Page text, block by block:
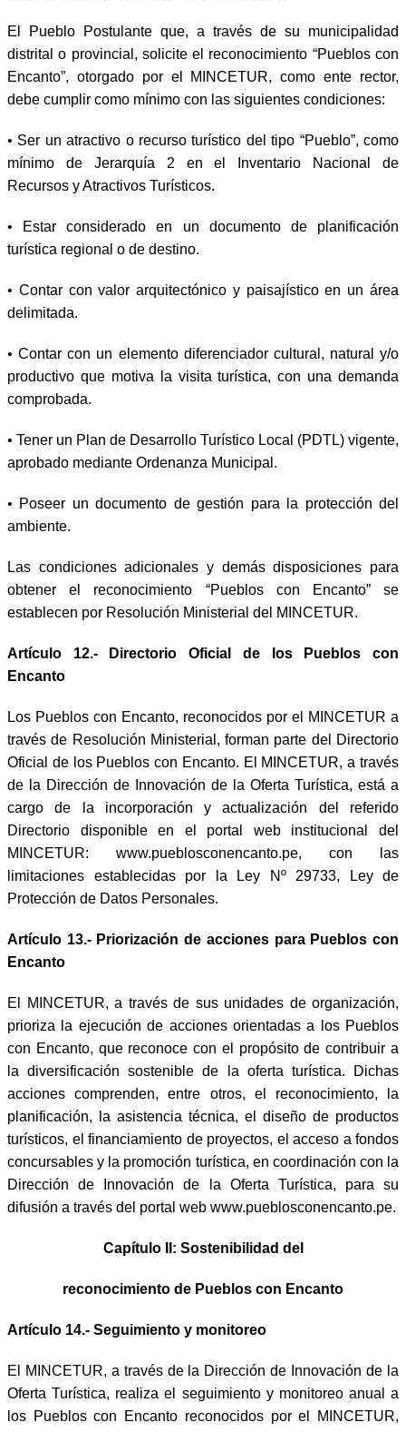
El Pueblo Postulante que, a través de su municipalidad
distrital o provincial, solicite el reconocimiento “Pueblos con
Encanto”, otorgado por el MINCETUR, como ente rector,
debe cumplir como mínimo con las siguientes condiciones:
• Ser un atractivo o recurso turístico del tipo “Pueblo”, como
mínimo de Jerarquía 2 en el Inventario Nacional de
Recursos y Atractivos Turísticos.
• Estar considerado en un documento de planificación
turística regional o de destino.
• Contar con valor arquitectónico y paisajístico en un área
delimitada.
• Contar con un elemento diferenciador cultural, natural y/o
productivo que motiva la visita turística, con una demanda
comprobada.
• Tener un Plan de Desarrollo Turístico Local (PDTL) vigente,
aprobado mediante Ordenanza Municipal.
• Poseer un documento de gestión para la protección del
ambiente.
Las condiciones adicionales y demás disposiciones para
obtener el reconocimiento “Pueblos con Encanto” se
establecen por Resolución Ministerial del MINCETUR.
Artículo 12.- Directorio Oficial de los Pueblos con
Encanto
Los Pueblos con Encanto, reconocidos por el MINCETUR a
través de Resolución Ministerial, forman parte del Directorio
Oficial de los Pueblos con Encanto. El MINCETUR, a través
de la Dirección de Innovación de la Oferta Turística, está a
cargo de la incorporación y actualización del referido
Directorio disponible en el portal web institucional del
MINCETUR: www.pueblosconencanto.pe, con las
limitaciones establecidas por la Ley Nº 29733, Ley de
Protección de Datos Personales.
Artículo 13.- Priorización de acciones para Pueblos con
Encanto
El MINCETUR, a través de sus unidades de organización,
prioriza la ejecución de acciones orientadas a los Pueblos
con Encanto, que reconoce con el propósito de contribuir a
la diversificación sostenible de la oferta turística. Dichas
acciones comprenden, entre otros, el reconocimiento, la
planificación, la asistencia técnica, el diseño de productos
turísticos, el financiamiento de proyectos, el acceso a fondos
concursables y la promoción turística, en coordinación con la
Dirección de Innovación de la Oferta Turística, para su
difusión a través del portal web www.pueblosconencanto.pe.
Capítulo II: Sostenibilidad del
reconocimiento de Pueblos con Encanto
Artículo 14.- Seguimiento y monitoreo
El MINCETUR, a través de la Dirección de Innovación de la
Oferta Turística, realiza el seguimiento y monitoreo anual a
los Pueblos con Encanto reconocidos por el MINCETUR,